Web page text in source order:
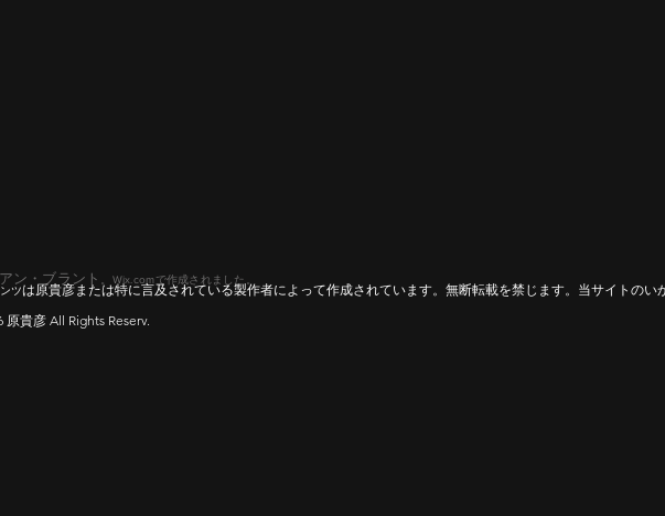
ン・ブラント 。Wix.comで作成されました。
ツは原貴彦または特に言及されている製作者によって作成されています。無断転載を禁じます。当サイトの
貴彦 All Rights Reserv.